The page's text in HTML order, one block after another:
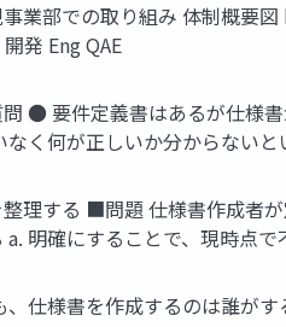
業部での取り組み 体制概要
発 Eng QAE
● 要件定義書はあるが仕様
なく何が正しいか分からない
理する ■問題 仕様書作成者
a. 明確にすることで、現時点
、仕様書を作成するのは誰が